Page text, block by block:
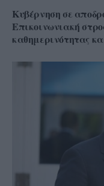
Κυβέρνηση σε
Επικοινωνιακή
καθημερινότητας